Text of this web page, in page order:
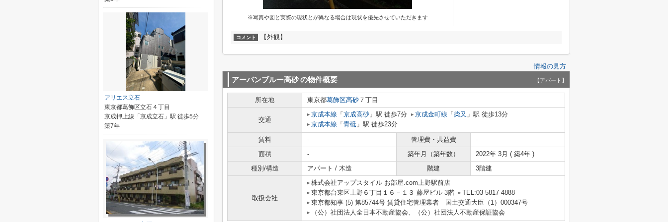
※写真や図と実際の現状とが異なる場合は現状を優先させていただきます
コメント 【外観】
情報の見方
アーバンブルー高砂の物件概要 【アパート】
所在地 東京都葛飾区高砂 ７丁目
交通
京成本線 「 京成高砂 」駅 徒歩7分 京成金町線 「 柴又 」駅 徒歩13分
京成本線 「 青砥 」駅 徒歩23分
賃料 - 管理費・共益費
-
面積
- 築年月（築年数）
2022年 3月 ( 築4年 )
種別/構造
アパート / 木造 階建 3階建
取扱会社
株式会社アップスタイル お部屋.com上野駅前店
東京都台東区上野６丁目１６－１３ 藤屋ビル 3階
TEL:03-5817-4888
東京都知事 (5) 第85744号 賃貸住宅管理業者 国土交通大臣（1）000347号
（公）社団法人全日本不動産協会、（公）社団法人不動産保証協会
アリエス立石
東京都葛飾区立石４丁目
京成押上線「京成立石」駅 徒歩5分
築7年